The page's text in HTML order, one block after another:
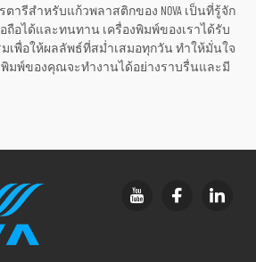
ารีสำหรับแก้วพลาสติกของ NOVA เป็นที่รู้จัก
อได้และทนทาน เครื่องพิมพ์ของเราได้รับ
เพื่อให้ผลลัพธ์ที่สม่ำเสมอทุกวัน ทำให้มั่นใจ
มพ์ของคุณจะทำงานได้อย่างราบรื่นและมี